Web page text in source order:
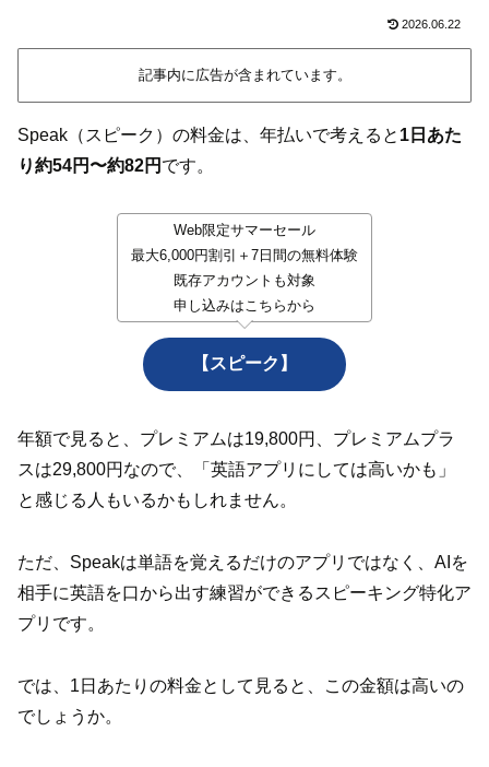
2026.06.22
記事内に広告が含まれています。
Speak（スピーク）の料金は、年払いで考えると 1日あた
り約54円〜約82円 です。
Web限定サマーセール
最大6,000円割引＋7日間の無料体験
既存アカウントも対象
申し込みはこちらから
【スピーク】
年額で見ると、プレミアムは19,800円、プレミアムプラ
スは29,800円なので、「英語アプリにしては高いかも」
と感じる人もいるかもしれません。
ただ、Speakは単語を覚えるだけのアプリではなく、AIを
相手に英語を口から出す練習ができるスピーキング特化ア
プリです。
では、1日あたりの料金として見ると、この金額は高いの
でしょうか。